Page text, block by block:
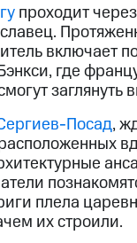
проходит
включает
где
Посад,
плела
их строили.